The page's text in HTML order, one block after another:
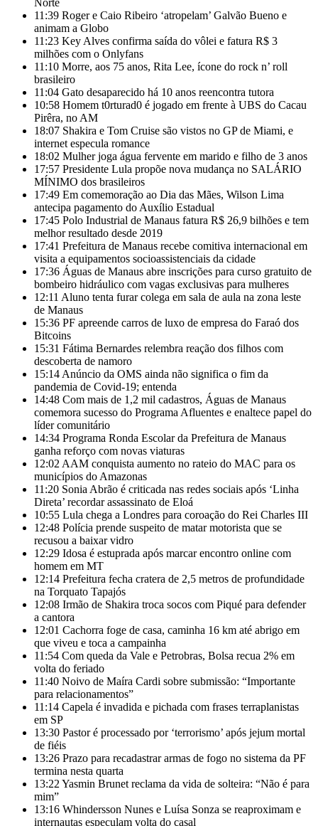
Norte
11:39 Roger e Caio Ribeiro ‘atropelam’ Galvão Bueno e
animam a Globo
11:23 Key Alves confirma saída do vôlei e fatura R$ 3
milhões com o Onlyfans
11:10 Morre, aos 75 anos, Rita Lee, ícone do rock n’ roll
brasileiro
11:04 Gato desaparecido há 10 anos reencontra tutora
10:58 Homem t0rturad0 é jogado em frente à UBS do Cacau
Pirêra, no AM
18:07 Shakira e Tom Cruise são vistos no GP de Miami, e
internet especula romance
18:02 Mulher joga água fervente em marido e filho de 3 anos
17:57 Presidente Lula propõe nova mudança no SALÁRIO
MÍNIMO dos brasileiros
17:49 Em comemoração ao Dia das Mães, Wilson Lima
antecipa pagamento do Auxílio Estadual
17:45 Polo Industrial de Manaus fatura R$ 26,9 bilhões e tem
melhor resultado desde 2019
17:41 Prefeitura de Manaus recebe comitiva internacional em
visita a equipamentos socioassistenciais da cidade
17:36 Águas de Manaus abre inscrições para curso gratuito de
bombeiro hidráulico com vagas exclusivas para mulheres
12:11 Aluno tenta furar colega em sala de aula na zona leste
de Manaus
15:36 PF apreende carros de luxo de empresa do Faraó dos
Bitcoins
15:31 Fátima Bernardes relembra reação dos filhos com
descoberta de namoro
15:14 Anúncio da OMS ainda não significa o fim da
pandemia de Covid-19; entenda
14:48 Com mais de 1,2 mil cadastros, Águas de Manaus
comemora sucesso do Programa Afluentes e enaltece papel do
líder comunitário
14:34 Programa Ronda Escolar da Prefeitura de Manaus
ganha reforço com novas viaturas
12:02 AAM conquista aumento no rateio do MAC para os
municípios do Amazonas
11:20 Sonia Abrão é criticada nas redes sociais após ‘Linha
Direta’ recordar assassinato de Eloá
10:55 Lula chega a Londres para coroação do Rei Charles III
12:48 Polícia prende suspeito de matar motorista que se
recusou a baixar vidro
12:29 Idosa é estuprada após marcar encontro online com
homem em MT
12:14 Prefeitura fecha cratera de 2,5 metros de profundidade
na Torquato Tapajós
12:08 Irmão de Shakira troca socos com Piqué para defender
a cantora
12:01 Cachorra foge de casa, caminha 16 km até abrigo em
que viveu e toca a campainha
11:54 Com queda da Vale e Petrobras, Bolsa recua 2% em
volta do feriado
11:40 Noivo de Maíra Cardi sobre submissão: “Importante
para relacionamentos”
11:14 Capela é invadida e pichada com frases terraplanistas
em SP
13:30 Pastor é processado por ‘terrorismo’ após jejum mortal
de fiéis
13:26 Prazo para recadastrar armas de fogo no sistema da PF
termina nesta quarta
13:22 Yasmin Brunet reclama da vida de solteira: “Não é para
mim”
13:16 Whindersson Nunes e Luísa Sonza se reaproximam e
internautas especulam volta do casal